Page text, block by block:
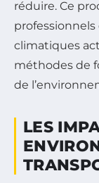
réduire. Ce
climatiques
méthodes de
de
LES